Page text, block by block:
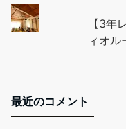
【3年
ィオル
最近のコメント